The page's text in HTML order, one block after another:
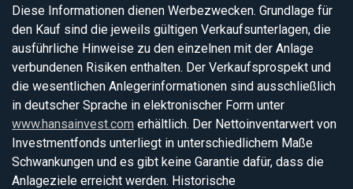
Diese Informationen dienen Werbezwecken. Grundlage für
den Kauf sind die jeweils gültigen Verkaufsunterlagen, die
ausführliche Hinweise zu den einzelnen mit der Anlage
verbundenen Risiken enthalten. Der Verkaufsprospekt und
die wesentlichen Anlegerinformationen sind ausschließlich
in deutscher Sprache in elektronischer Form unter
www.hansainvest.com erhältlich. Der Nettoinventarwert von
Investmentfonds unterliegt in unterschiedlichem Maße
Schwankungen und es gibt keine Garantie dafür, dass die
Anlageziele erreicht werden. Historische